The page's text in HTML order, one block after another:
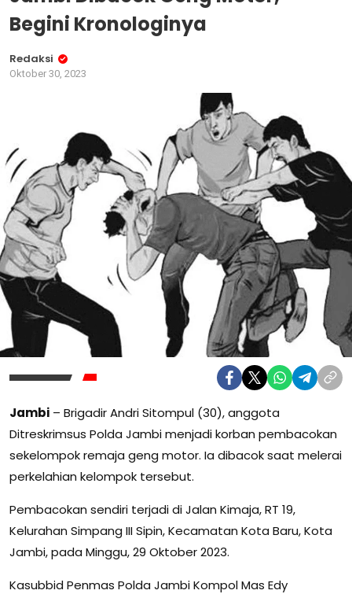
Begini Kronologinya
Redaksi
Oktober 30, 2023
Jambi – Brigadir Andri Sitompul (30), anggota
Ditreskrimsus Polda Jambi menjadi korban pembacokan
sekelompok remaja geng motor. Ia dibacok saat melerai
perkelahian kelompok tersebut.
Pembacokan sendiri terjadi di Jalan Kimaja, RT 19,
Kelurahan Simpang III Sipin, Kecamatan Kota Baru, Kota
Jambi, pada Minggu, 29 Oktober 2023.
Kasubbid Penmas Polda Jambi Kompol Mas Edy